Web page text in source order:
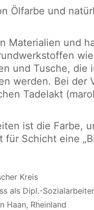
Ölfarbe und
Materialien und
und Tusche, die
werden. Bei der
Tadelakt
ist die Farbe,
Schicht eine
Kreis
als Dipl.-
Haan, Rheinland